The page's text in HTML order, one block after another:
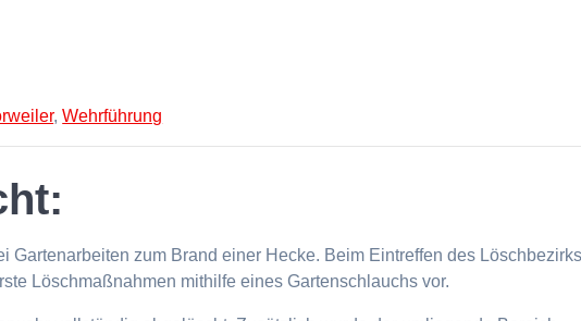
,Wehrführung
Gartenarbeiten zum Brand einer Hecke. Beim Eintreffen des Löschbezirks
Löschmaßnahmen mithilfe eines Gartenschlauchs vor.